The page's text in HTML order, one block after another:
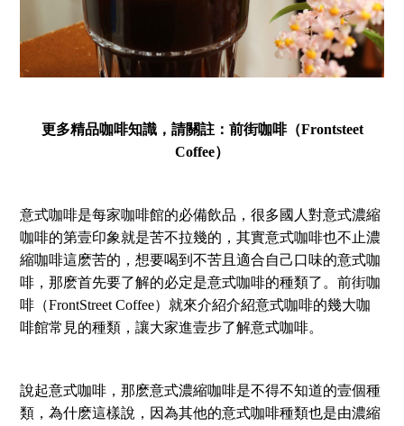
更多精品咖啡知識，請關註：前街咖啡（Frontsteet
Coffee）
意式咖啡是每家咖啡館的必備飲品，很多國人對意式濃縮
咖啡的第壹印象就是苦不拉幾的，其實意式咖啡也不止濃
縮咖啡這麽苦的，想要喝到不苦且適合自己口味的意式咖
啡，那麽首先要了解的必定是意式咖啡的種類了。前街咖
啡（FrontStreet Coffee）就來介紹介紹意式咖啡的幾大咖
啡館常見的種類，讓大家進壹步了解意式咖啡。
說起意式咖啡，那麽意式濃縮咖啡是不得不知道的壹個種
類，為什麽這樣說，因為其他的意式咖啡種類也是由濃縮